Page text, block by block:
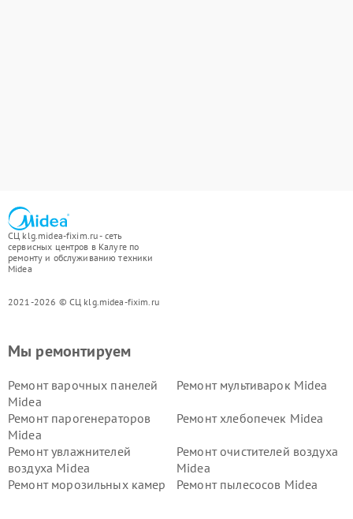
СЦ klg.midea-fixim.ru - сеть
сервисных центров в Калуге по
ремонту и обслуживанию техники
Midea
2021-2026 © СЦ klg.midea-fixim.ru
Мы ремонтируем
Ремонт варочных панелей
Midea
Ремонт мультиварок Midea
Ремонт парогенераторов
Midea
Ремонт хлебопечек Midea
Ремонт увлажнителей
воздуха Midea
Ремонт очистителей воздуха
Midea
Ремонт морозильных камер
Ремонт пылесосов Midea